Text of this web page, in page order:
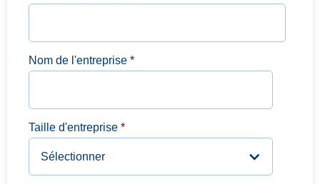
Nom de l'entreprise *
Taille d'entreprise *